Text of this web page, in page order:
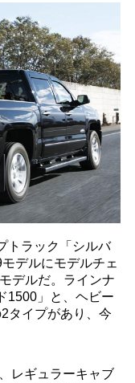
トラック「シルバ
デルにモデルチェ
デルだ。ラインナ
1500」と、ヘビー
タイプがあり、今
レギュラーキャブ